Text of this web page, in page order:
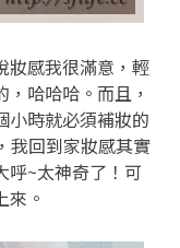
妝感我很滿意，輕
哈哈哈。而且，
小時就必須補妝的
我回到家妝感其實
呼~太神奇了！可
。